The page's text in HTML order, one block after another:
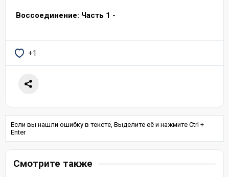
Воссоединение: Часть 1 -
+1
Если вы нашли ошибку в тексте, Выделите её и нажмите Ctrl +
Enter
Смотрите также